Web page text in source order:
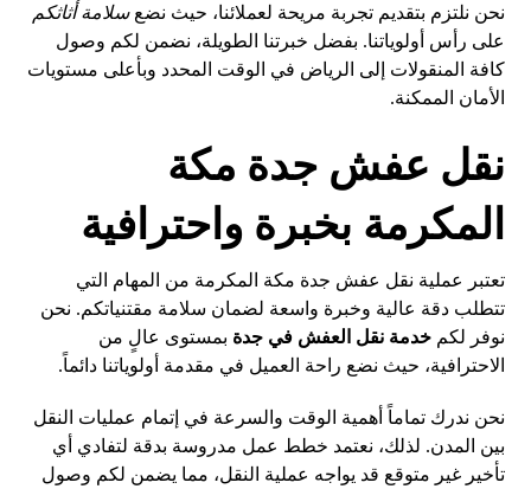
نحن نلتزم بتقديم تجربة مريحة لعملائنا، حيث نضعسلامة أثاثكم
على رأس أولوياتنا. بفضل خبرتنا الطويلة، نضمن لكم وصول
كافة المنقولات إلى الرياض في الوقت المحدد وبأعلى مستويات
الأمان الممكنة.
نقل عفش جدة مكة
المكرمة بخبرة واحترافية
تعتبر عملية نقل عفش جدة مكة المكرمة من المهام التي
تتطلب دقة عالية وخبرة واسعة لضمان سلامة مقتنياتكم. نحن
نوفر لكمخدمة نقل العفش في جدة بمستوى عالٍ من
الاحترافية، حيث نضع راحة العميل في مقدمة أولوياتنا دائماً.
نحن ندرك تماماً أهمية الوقت والسرعة في إتمام عمليات النقل
بين المدن. لذلك، نعتمد خطط عمل مدروسة بدقة لتفادي أي
تأخير غير متوقع قد يواجه عملية النقل، مما يضمن لكم وصول